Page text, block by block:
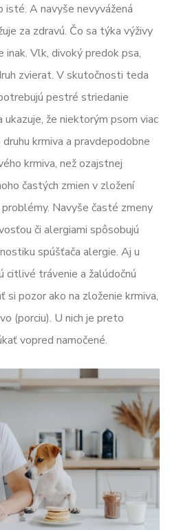
A navyše nevyvážená
za zdravú. Čo sa týka výživy
inak. Vlk, divoký predok psa,
zvierat. V skutočnosti teda
pestré striedanie
že niektorým psom viac
krmiva a pravdepodobne
krmiva, než ozajstnej
častých zmien v zložení
Navyše časté zmeny
či alergiami spôsobujú
spúšťača alergie. Aj u
citlivé trávenie a žalúdočnú
pozor ako na zloženie krmiva,
(porciu). U nich je preto
vopred namočené.